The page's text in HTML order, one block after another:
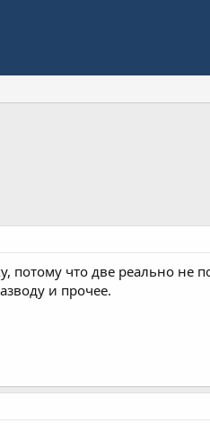
потому что две реально не
и прочее.